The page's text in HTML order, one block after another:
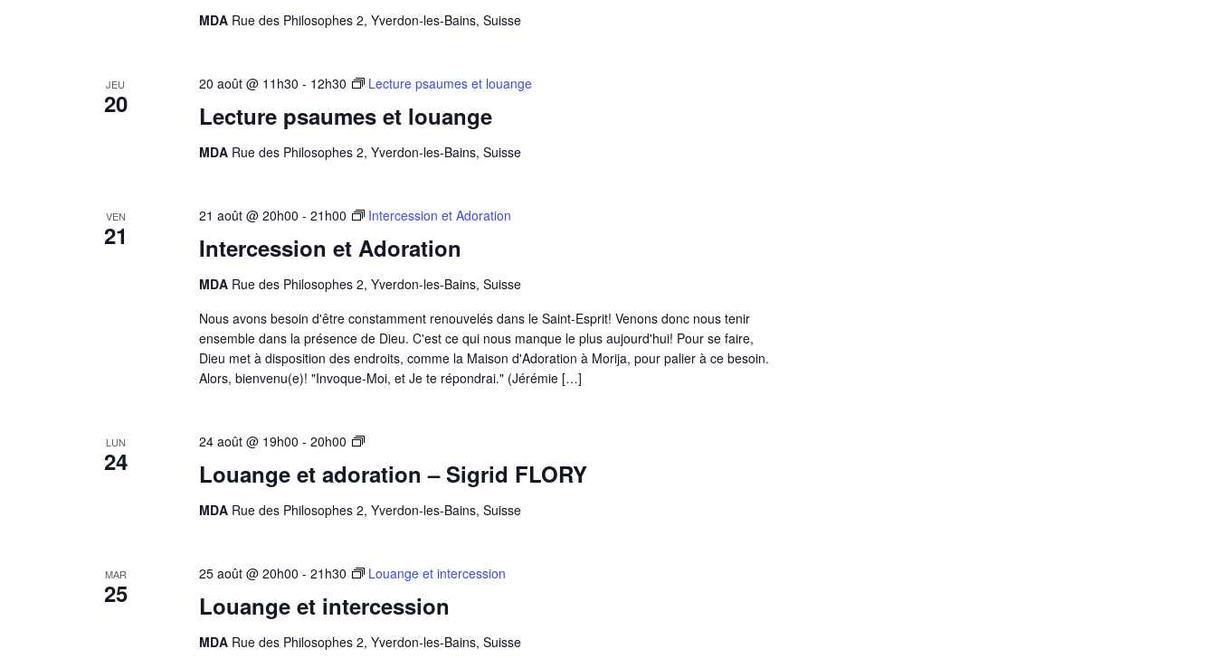
MDA Rue des Philosophes 2, Yverdon-les-Bains, Suisse
JEU
20 Lecture psaumes et louange
20 août @ 11h30 - 12h30 Lecture psaumes et louange
MDA Rue des Philosophes 2, Yverdon-les-Bains, Suisse
VEN
21 Intercession et Adoration
21 août @ 20h00 - 21h00 Intercession et Adoration
MDA Rue des Philosophes 2, Yverdon-les-Bains, Suisse
Nous avons besoin d'être constamment renouvelés dans le Saint-Esprit! Venons donc nous tenir
ensemble dans la présence de Dieu. C'est ce qui nous manque le plus aujourd'hui! Pour se faire,
Dieu met à disposition des endroits, comme la Maison d'Adoration à Morija, pour palier à ce besoin.
Alors, bienvenu(e)! "Invoque-Moi, et Je te répondrai." (Jérémie […]
LUN
24 Louange et adoration – Sigrid FLORY
24 août @ 19h00 - 20h00
Louange
adoration
Sigrid
MDA Rue des Philosophes 2, Yverdon-les-Bains, Suisse
MAR
25 Louange et intercession
25 août @ 20h00 - 21h30 Louange et intercession
MDA Rue des Philosophes 2, Yverdon-les-Bains, Suisse